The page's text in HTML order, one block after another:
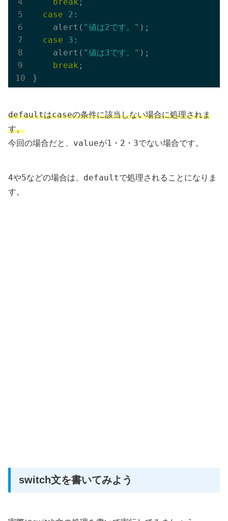
case
2 :
    alert(
"値は2です。" );
case
3 :
    alert(
"値は3です。" );
break ;
defaultはcaseの条件に該当しない場合に処理されま
す。
今回の場合だと、 valueが1 ・ 2 ・ 3でない場合です。
4や5などの場合は、 defaultで処理されることになりま
す。
switch文を書いてみよう